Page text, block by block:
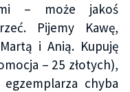
– może jakoś
Pijemy Kawę,
i Anią. Kupuję
– 25 złotych),
chyba